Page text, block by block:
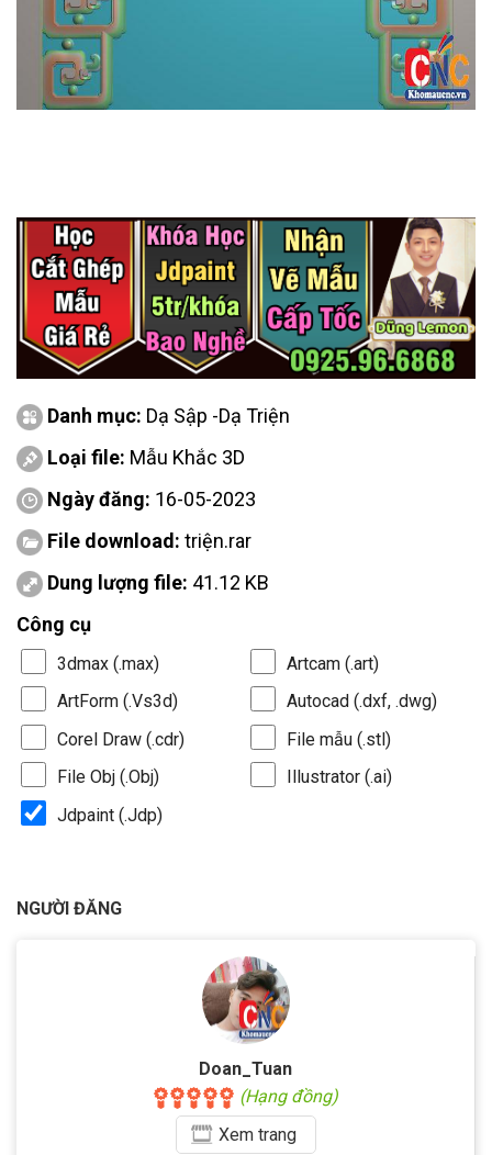
Danh mục: Dạ Sập -Dạ Triện
Loại file: Mẫu Khắc 3D
Ngày đăng: 16-05-2023
File download: triện.rar
Dung lượng file: 41.12 KB
Công cụ
3dmax (.max)
Artcam (.art)
ArtForm (.Vs3d)
Autocad (.dxf, .dwg)
Corel Draw (.cdr)
File mẫu (.stl)
File Obj (.Obj)
Illustrator (.ai)
Jdpaint (.Jdp)
NGƯỜI ĐĂNG
Doan_Tuan
(Hạng đồng)
Xemtrang